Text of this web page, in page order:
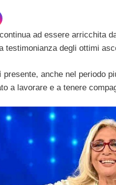
ad essere arricchita
testimonianza degli ottimi
presente, anche nel periodo
a lavorare e a tenere